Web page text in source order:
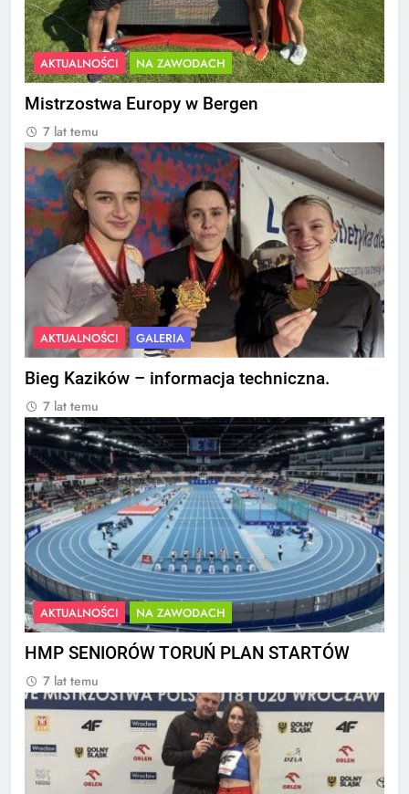
AKTUALNOŚCI NA ZAWODACH
Mistrzostwa Europy w Bergen
7 lat temu
AKTUALNOŚCI GALERIA
Bieg Kazików – informacja techniczna.
7 lat temu
AKTUALNOŚCI NA ZAWODACH
HMP SENIORÓW TORUŃ PLAN STARTÓW
7 lat temu